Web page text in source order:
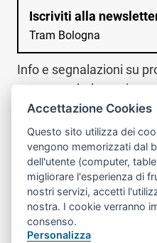
Iscriviti alla
Tram Bologna
Info e segnalazioni su
www.trambologna.it
trova infopoint sulla
Trova l'infopoint
più vicino
telefona
center
Contatto cantiere per
o nelle ore notturne:366
Accettazione Cookies
Questo sito utilizza dei
vengono memorizzati dal
dell'utente (computer,
migliorare l'esperienza di
nostri servizi, accetti
nostra. I cookie verranno
consenso.
Personalizza